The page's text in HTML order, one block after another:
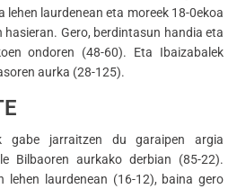
laurdenean eta moreek 18-0ekoa
Gero, berdintasun handia eta
ondoren (48-60). Eta Ibaizabalek
aurka (28-125).
gabe jarraitzen du garaipen argia
Bilbaoren aurkako derbian (85-22).
lehen laurdenean (16-12), baina gero